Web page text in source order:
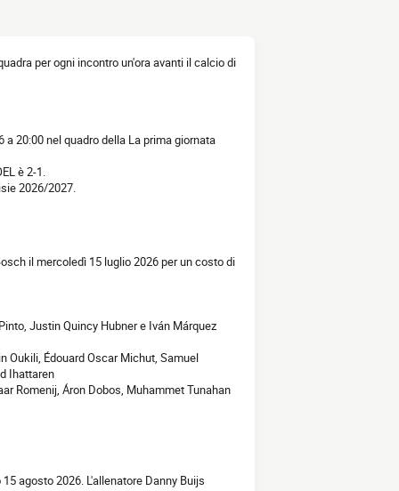
per ogni incontro un'ora avanti il calcio di
20:00 nel quadro della La prima giornata
è 2-1.
2026/2027.
il mercoledì 15 luglio 2026 per un costo di
Justin Quincy Hubner e Iván Márquez
Oukili, Édouard Oscar Michut, Samuel
Ihattaren
Romenij, Áron Dobos, Muhammet Tunahan
agosto 2026. L'allenatore Danny Buijs